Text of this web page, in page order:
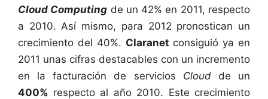
Cloud Computing de un 42% en 2011, respecto
a 2010. Así mismo, para 2012 pronostican un
crecimiento del 40%. Claranet consiguió ya en
2011 unas cifras destacables con un incremento
en la facturación de servicios Cloudde un
400% respecto al año 2010. Este crecimiento